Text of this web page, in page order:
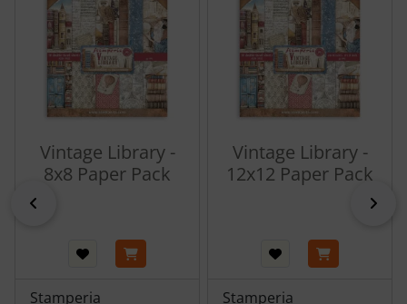
Vintage Library -
8x8 Paper Pack
Stamperia
Vintage Library -
12x12 Paper Pack
Stamperia